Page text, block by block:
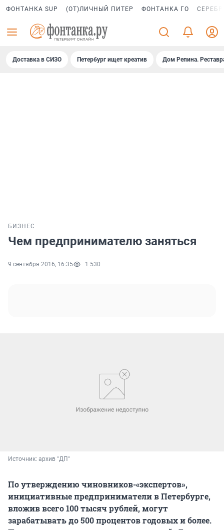
ФОНТАНКА SUP (ОТ)ЛИЧНЫЙ ПИТЕР ФОНТАНКА ГО
Доставка в СИЗО Петербург ищет креатив Дом Репина.
БИЗНЕС
Чем предпринимателю заняться
9 сентября 2016, 16:35 1 530
Источник: архив "ДП"
По утверждению чиновников-«экспертов»,
инициативные предприниматели в Петербурге,
вложив всего 100 тысяч рублей, могут
зарабатывать до 500 процентов годовых и более.